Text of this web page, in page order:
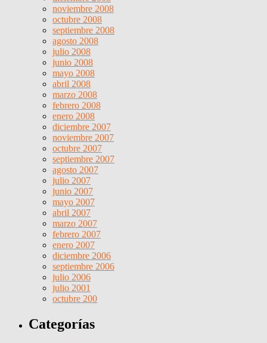
noviembre 2008
octubre 2008
septiembre 2008
agosto 2008
julio 2008
junio 2008
mayo 2008
abril 2008
marzo 2008
febrero 2008
enero 2008
diciembre 2007
noviembre 2007
octubre 2007
septiembre 2007
agosto 2007
julio 2007
junio 2007
mayo 2007
abril 2007
marzo 2007
febrero 2007
enero 2007
diciembre 2006
septiembre 2006
julio 2006
julio 2001
octubre 200
Categorías